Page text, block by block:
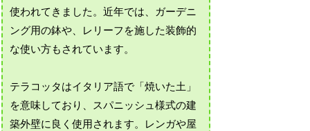
使われてきました。近年では、ガーデニ
ング用の鉢や、レリーフを施した装飾的
な使い方もされています。
テラコッタはイタリア語で「焼いた土」
を意味しており、スパニッシュ様式の建
築外壁に良く使用されます。レンガや屋